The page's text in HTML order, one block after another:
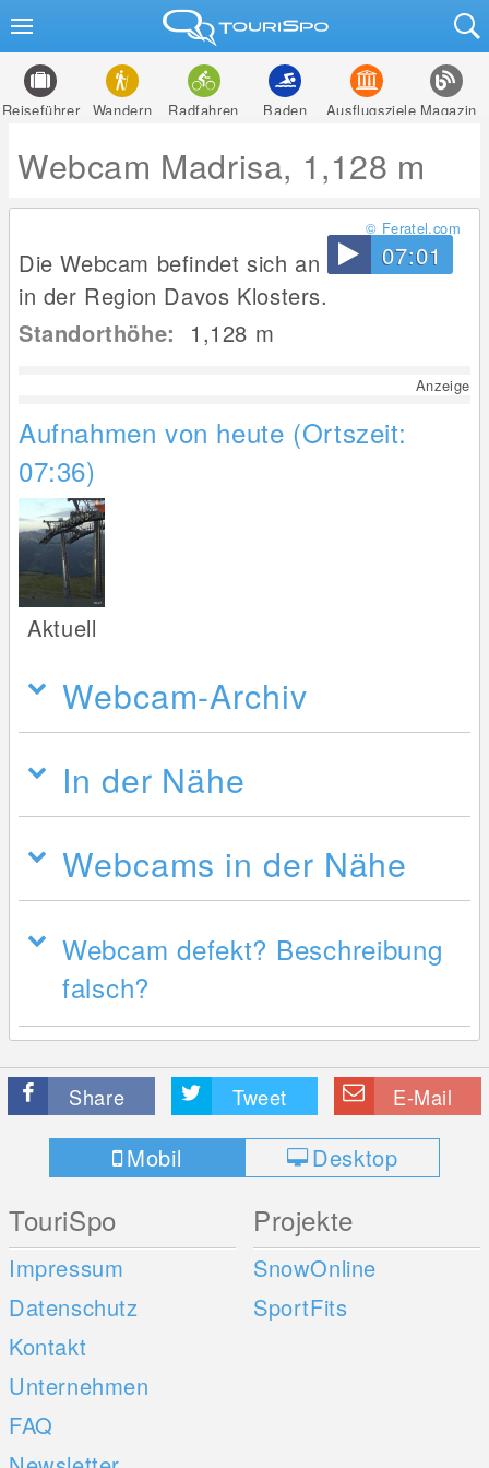
Reiseführer Wandern Radfahren Baden Ausflugsziele Magazin
Webcam Madrisa, 1,128 m
07:01
© Feratel.com
Die Webcam befindet sich an der Madrisa
in der Region Davos Klosters.
Standorthöhe: 1,128 m
Anzeige
Aufnahmen von heute (Ortszeit:
07:36)
Aktuell
Webcam-Archiv
In der Nähe
Webcams in der Nähe
Webcam defekt? Beschreibung
falsch?
Share Tweet E-Mail
Mobil Desktop
TouriSpo
Impressum
Datenschutz
Kontakt
Unternehmen
FAQ
Projekte
SnowOnline
SportFits